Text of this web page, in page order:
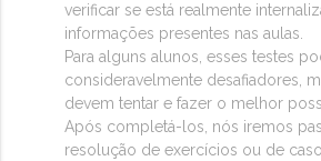
verificar se está realmente
informações presentes nas aulas.
Para alguns alunos, esses testes
consideravelmente desafiadores,
devem tentar e fazer o melhor
Após completá-los, nós iremos
resolução de exercícios ou de